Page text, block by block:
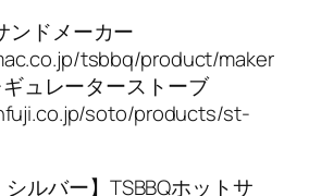
ンドメーカー
tsbbq/product/maker
ギュレーターストーブ
soto/products/st-
シルバー】TSBBQホットサ